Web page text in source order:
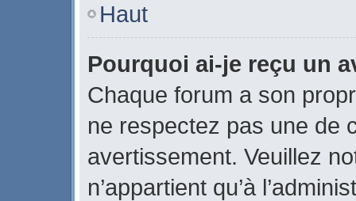
Haut
Pourquoi ai-je reçu un
Chaque forum a son
ne respectez pas une de
avertissement. Veuillez
n’appartient qu’à